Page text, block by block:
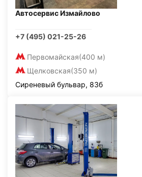
Автосервис Измайлово
+7 (495) 021-25-26
Первомайская(400 м)
Щелковская(350 м)
Сиреневый бульвар, 83б